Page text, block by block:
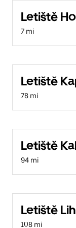
Letiště
7 mi
Letiště
78 mi
Letiště
94 mi
Letiště
108 mi